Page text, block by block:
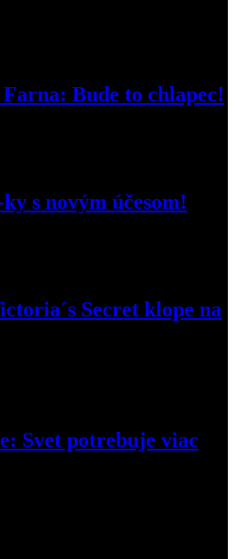
Bude to chlapec!
s novým účesom!
Secret klope na
Svet potrebuje viac